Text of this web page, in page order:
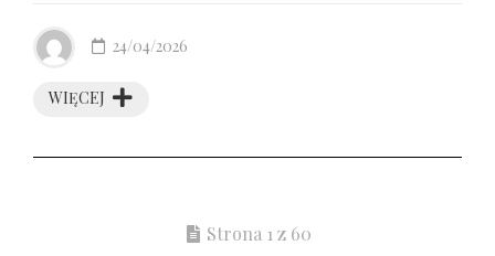
WIĘCEJ
24/04/2026
Strona 1 z 60